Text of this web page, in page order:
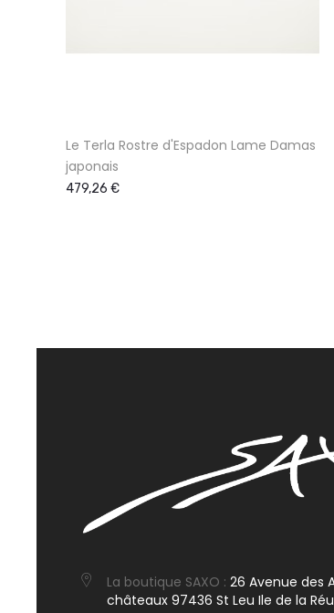
Le Terla Rostre d'Espadon Lame Damas
japonais
479,26 €
La boutique SAXO : 26 Avenue des
châteaux 97436 St Leu Ile de la